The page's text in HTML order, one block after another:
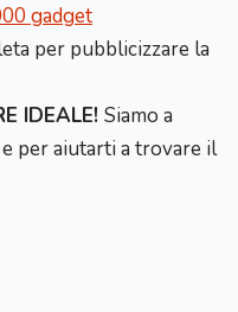
gadget
per pubblicizzare la
IDEALE! Siamo a
per aiutarti a trovare il